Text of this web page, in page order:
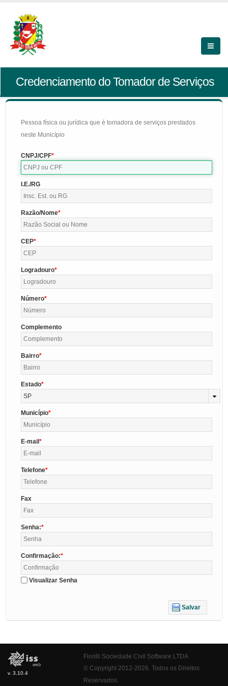
Credenciamento do Tomador de Serviços
Pessoa física ou jurídica que é tomadora de serviços prestados
neste Município
CNPJ/CPF
I.E./RG
Razão/Nome
CEP
Logradouro
Número
Complemento
Bairro
Estado
SP
Município
E-mail
Telefone
Fax
Senha:
Confirmação:
Visualizar Senha
Salvar
v. 3.10.4
Fiorilli Sociedade Civil Software LTDA
© Copyright 2012-2026. Todos os Direitos
Reservados.